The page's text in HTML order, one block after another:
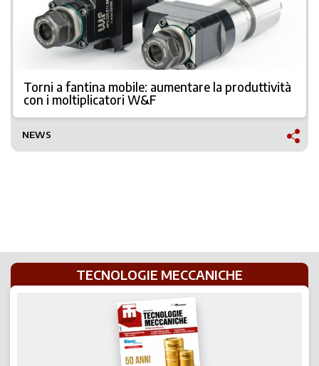
Torni a fantina mobile: aumentare la produttività
con i moltiplicatori W&F
NEWS
TECNOLOGIE MECCANICHE